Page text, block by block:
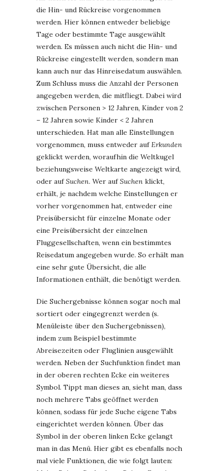
die Hin- und Rückreise vorgenommen
werden. Hier können entweder beliebige
Tage oder bestimmte Tage ausgewählt
werden. Es müssen auch nicht die Hin- und
Rückreise eingestellt werden, sondern man
kann auch nur das Hinreisedatum auswählen.
Zum Schluss muss die Anzahl der Personen
angegeben werden, die mitfliegt. Dabei wird
zwischen Personen > 12 Jahren, Kinder von 2
– 12 Jahren sowie Kinder < 2 Jahren
unterschieden. Hat man alle Einstellungen
vorgenommen, muss entweder auf Erkunden
geklickt werden, woraufhin die Weltkugel
beziehungsweise Weltkarte angezeigt wird,
oder aufSuchen. Wer aufSuchen klickt,
erhält, je nachdem welche Einstellungen er
vorher vorgenommen hat, entweder eine
Preisübersicht für einzelne Monate oder
eine Preisübersicht der einzelnen
Fluggesellschaften, wenn ein bestimmtes
Reisedatum angegeben wurde. So erhält man
eine sehr gute Übersicht, die alle
Informationen enthält, die benötigt werden.
Die Suchergebnisse können sogar noch mal
sortiert oder eingegrenzt werden (s.
Menüleiste über den Suchergebnissen),
indem zum Beispiel bestimmte
Abreisezeiten oder Fluglinien ausgewählt
werden. Neben der Suchfunktion findet man
in der oberen rechten Ecke ein weiteres
Symbol. Tippt man dieses an, sieht man, dass
noch mehrere Tabs geöffnet werden
können, sodass für jede Suche eigene Tabs
eingerichtet werden können. Über das
Symbol in der oberen linken Ecke gelangt
man in das Menü. Hier gibt es ebenfalls noch
mal viele Funktionen, die wie folgt lauten: